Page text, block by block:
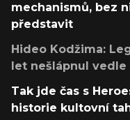
mechanismů, bez
představit
Hideo Kodžima:
let nešlápnul vedle
Tak jde čas s
historie kultovní